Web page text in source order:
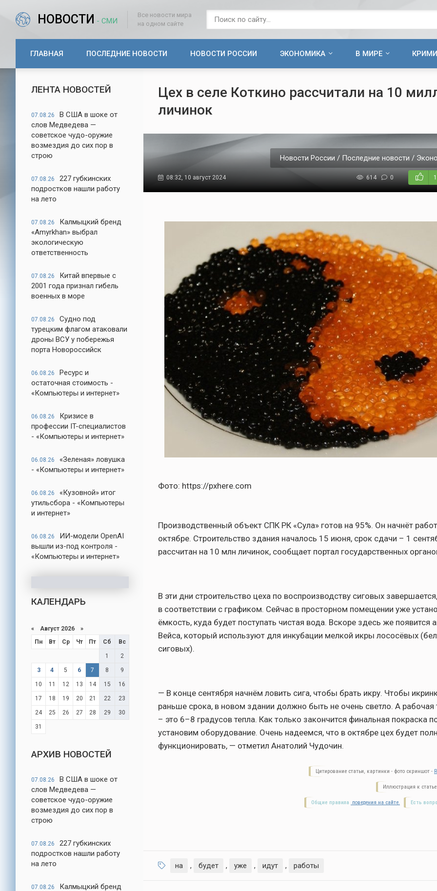
НОВОСТИ - СМИ
Все новости мира
на одном сайте
ГЛАВНАЯ ПОСЛЕДНИЕ НОВОСТИ НОВОСТИ РОССИИ ЭКОНОМИКА В МИРЕ
ЛЕНТА НОВОСТЕЙ
07.08.26
В США в шоке от
слов Медведева —
советское чудо-оружие
возмездия до сих пор в
строю
07.08.26
227 губкинских
подростков нашли работу
на лето
07.08.26
Калмыцкий бренд
«Amyrkhan» выбрал
экологическую
ответственность
07.08.26
Китай впервые с
2001 года признал гибель
военных в море
07.08.26
Судно под
турецким флагом атаковали
дроны ВСУ у побережья
порта Новороссийск
06.08.26
Ресурс и
остаточная стоимость -
«Компьютеры и интернет»
06.08.26
Кризисе в
профессии IT-специалистов
- «Компьютеры и интернет»
06.08.26
«Зеленая» ловушка
- «Компьютеры и интернет»
06.08.26
«Кузовной» итог
утильсбора - «Компьютеры
и интернет»
06.08.26
ИИ-модели OpenAI
вышли из-под контроля -
«Компьютеры и интернет»
КАЛЕНДАРЬ
« Август 2026 »
Пн
Вт Ср Чт Пт Сб Вс
1 2
3 4 5 6 7 8 9
10 11 12 13 14 15 16
17 18 19 20 21 22 23
24 25 26 27 28 29 30
31
АРХИВ НОВОСТЕЙ
07.08.26
В США в шоке от
слов Медведева —
советское чудо-оружие
возмездия до сих пор в
строю
07.08.26
227 губкинских
подростков нашли работу
на лето
07.08.26
Калмыцкий бренд
Цех в селе Коткино рассчитали на 10
личинок
Новости России / Последние новости /
08:32, 10 август 2024 614 0 1
Фото: https://pxhere.com
Производственный объект СПК РК «Сула» готов на 95%. Он начнёт
октябре. Строительство здания началось 15 июня, срок сдачи – 1
рассчитан на 10 млн личинок, сообщает портал государственных
В эти дни строительство цеха по воспроизводству сиговых
в соответствии с графиком. Сейчас в просторном помещении уже
ёмкость, куда будет поступать чистая вода. Вскоре здесь же появится
Вейса, который используют для инкубации мелкой икры лососёвых
сиговых).
— В конце сентября начнём ловить сига, чтобы брать икру. Чтобы
раньше срока, в новом здании должно быть не очень светло. А рабочая
– это 6–8 градусов тепла. Как только закончится финальная покраска
установим оборудование. Очень надеемся, что в октябре цех будет
функционировать, — отметил Анатолий Чудочин.
Цитирование статьи, картинки - фото скриншот -
Иллюстрация к
Есть
Общие правила поведения на сайте.
на , будет , уже , идут , работы